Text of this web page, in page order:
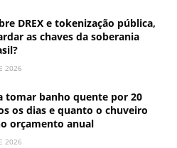
DREX e tokenização pública,
as chaves da soberania
2026
tomar banho quente por 20
os dias e quanto o chuveiro
orçamento anual
2026